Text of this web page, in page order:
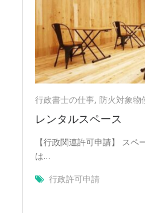
使
開
始
届
出行政書士の仕事, 防火対象物
レンタルスペース
【行政関連許可申請】 スペ
は…
行政許可申請